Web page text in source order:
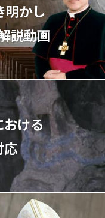
明かし
説動画
ける
応